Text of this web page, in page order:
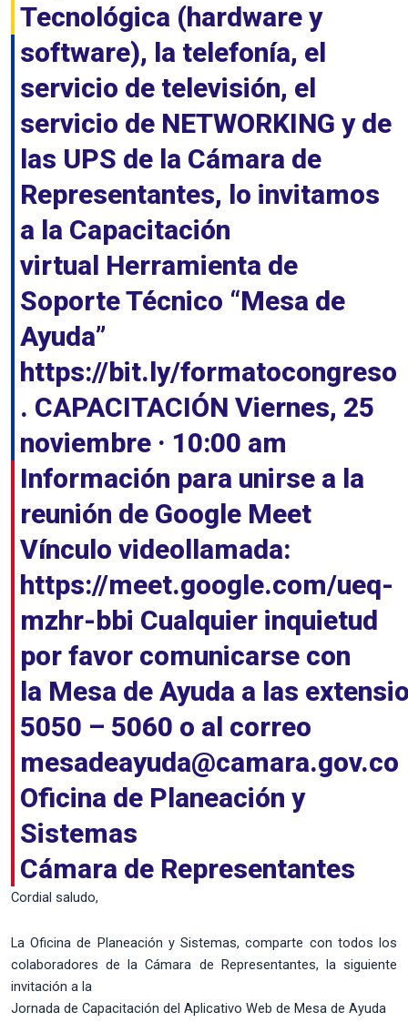
Tecnológica (hardware y
software), la telefonía, el
servicio de televisión, el
servicio de NETWORKING y de
las UPS de la Cámara de
Representantes, lo invitamos
a la Capacitación
virtual Herramienta de
Soporte Técnico “Mesa de
Ayuda”
https://bit.ly/formatocongreso
. CAPACITACIÓN Viernes, 25
noviembre · 10:00 am
Información para unirse a la
reunión de Google Meet
Vínculo videollamada:
https://meet.google.com/ueq-
mzhr-bbi Cualquier inquietud
por favor comunicarse con
la Mesa de Ayuda a las
5050 – 5060 o al correo
mesadeayuda@camara.gov.co
Oficina de Planeación y
Sistemas
Cámara de Representantes
Cordial saludo,
La Oficina de Planeación y Sistemas, comparte con todos los
colaboradores de la Cámara de Representantes, la siguiente
invitación a la
Jornada de Capacitación del Aplicativo Web de Mesa de Ayuda